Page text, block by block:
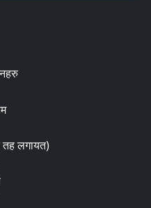
तह लगायत)